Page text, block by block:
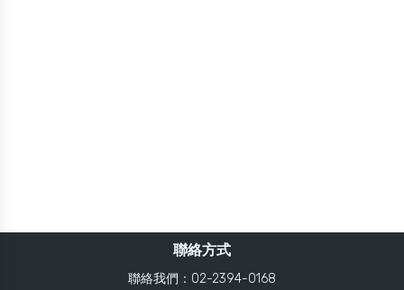
聯絡方式
聯絡我們：02-2394-0168